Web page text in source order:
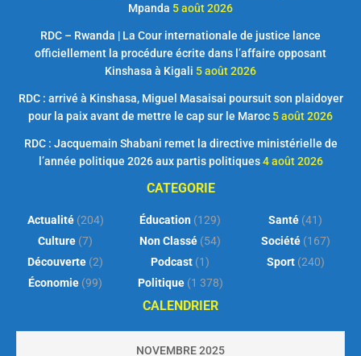
Mpanda 5 août 2026
RDC – Rwanda | La Cour internationale de justice lance
officiellement la procédure écrite dans l’affaire opposant
Kinshasa à Kigali 5 août 2026
RDC : arrivé à Kinshasa, Miguel Masaisai poursuit son plaidoyer
pour la paix avant de mettre le cap sur le Maroc 5 août 2026
RDC : Jacquemain Shabani remet la directive ministérielle de
l’année politique 2026 aux partis politiques 4 août 2026
CATEGORIE
Actualité(204)
Culture (7)
Découverte (2)
Économie (99)
Éducation (129)
Non Classé (54)
Podcast (1)
Politique(1 378)
Santé (41)
Société(167)
Sport(240)
CALENDRIER
NOVEMBRE 2025